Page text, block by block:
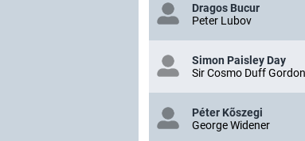
Dragos Bucur
Peter Lubov
Simon Paisley Day
Sir Cosmo Duff Gordon
Péter Kõszegi
George Widener